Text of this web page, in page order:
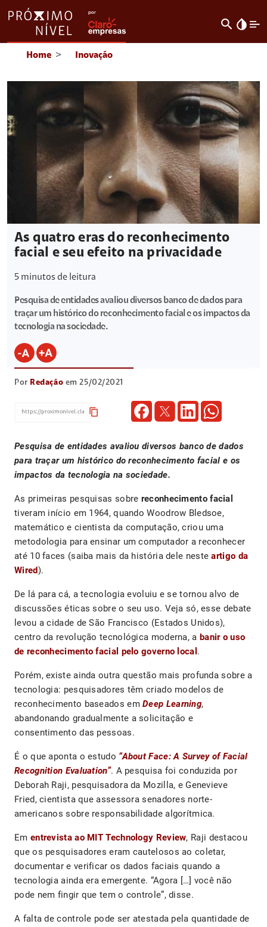
search invert_colors
Home > Inovação
As quatro eras do reconhecimento
facial e seu efeito na privacidade
5 minutos de leitura
Pesquisa de entidades avaliou diversos banco de dados para
traçar um histórico do reconhecimento facial e os impactos da
tecnologia na sociedade.
Por Redação em 25/02/2021
content_copy
Pesquisa de entidades avaliou diversos banco de dados
para traçar um histórico do reconhecimento facial e os
impactos da tecnologia na sociedade.
As primeiras pesquisas sobre reconhecimento facial
tiveram início em 1964, quando Woodrow Bledsoe,
matemático e cientista da computação, criou uma
metodologia para ensinar um computador a reconhecer
até 10 faces (saiba mais da história dele nesteartigo da
Wired).
De lá para cá, a tecnologia evoluiu e se tornou alvo de
discussões éticas sobre o seu uso. Veja só, esse debate
levou a cidade de São Francisco (Estados Unidos),
centro da revolução tecnológica moderna, a banir o uso
de reconhecimento facial pelo governo local .
Porém, existe ainda outra questão mais profunda sobre a
tecnologia: pesquisadores têm criado modelos de
reconhecimento baseados emDeep Learning,
abandonando gradualmente a solicitação e
consentimento das pessoas.
É o que aponta o estudo “About Face: A Survey of Facial
Recognition Evaluation”. A pesquisa foi conduzida por
Deborah Raji, pesquisadora da Mozilla, e Genevieve
Fried, cientista que assessora senadores norte-
americanos sobre responsabilidade algorítmica.
Em entrevista ao MIT Technology Review, Raji destacou
que os pesquisadores eram cautelosos ao coletar,
documentar e verificar os dados faciais quando a
tecnologia ainda era emergente. “Agora […] você não
pode nem fingir que tem o controle”, disse.
A falta de controle pode ser atestada pela quantidade de